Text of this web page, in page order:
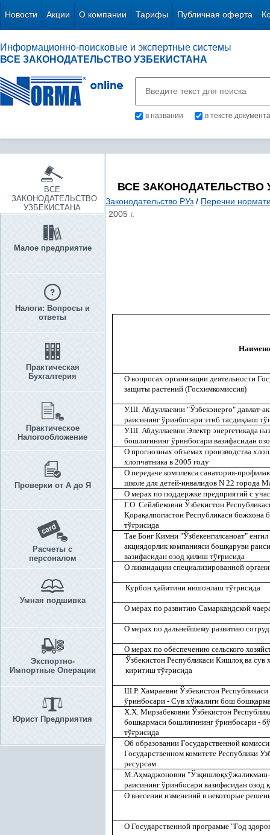
Новости Акции О компании Тарифы Публичная оферта
Информационно-поисковые и экспертные системы
ВСЕ ЗАКОНОДАТЕЛЬСТВО УЗБЕКИСТАНА
в названии в тексте документа
ВСЕ
ЗАКОНОДАТЕЛЬСТВО
УЗБЕКИСТАНА
Малое предприятие
Налоги: Вопросы и
ответы
Практическая
Бухгалтерия
Практическое
Налогообложение
Проверки от А до Я
Расчеты с
персоналом
Умная подшивка
Экспортно-
Импортные Операции
Юрист Предприятия
ВСЕ ЗАКОНОДАТЕЛЬСТВО
Законодательство РУз / Перечни
2005 г.
О вопросах организации деятельности
защиты растений (Госхимкомиссия)
У.Ш. Абдуллаевни "Ўзбекэнерго" давлат-
раисининг ўринбосари этиб тасдиқлаш тўғ
У.Ш. Абдуллаевни Электр энергетикада
бошлиғининг ўринбосари вазифасидан
О прогнозных объемах производства
хлопчатника в 2005 году
О передаче комплекса санатория-
школе для детей-инвалидов N 22 города
О мерах по поддержке предприятий с
Г.О. Сейлбековни Ўзбекистон
Қорақалпоғистон Республикаси божхона
тўғрисида
Тае Бонг Кимни "Ўзбекенгилсаноат"
акциядорлик компанияси бошқаруви
вазифасидан озод қилиш тўғрисида
О ликвидации специализированной
Курбон ҳайитини нишонлаш тўғрисида
О мерах по развитию Самаркандской
О мерах по дальнейшему развитию
О мерах по обеспечению сельского
Ўзбекистон Республикаси Кишлоқва сув
киритиш тўғрисида
Ш.Р. Хамраевни Ўзбекистон Республикаси
ўринбосари - Сув хўжалиги бош бошқ
Х.Х. Мирзабековни Ўзбекистон
бошқармаси бошлиғининг ўринбосари -
тўғрисида
Об образовании Государственной
Государственном комитете Республики
ресурсам
М.Аҳмаджоновни "Ўзқишлоқхўжаликмаш-
раисининг ўринбосари вазифасидан озод қ
О внесении изменений в некоторые
О Государственной программе "Год